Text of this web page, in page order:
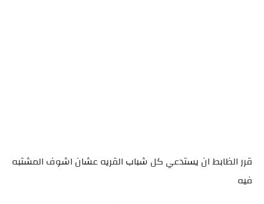
قرر الظابط ان يستدعي كل شباب القريه عشان اشوف المشتبه
فيه